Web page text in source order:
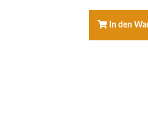
In den